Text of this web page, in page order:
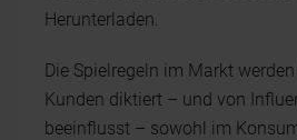
Herunterladen.
Die Spielregeln im Markt
Kunden diktiert – und von
beeinflusst – sowohl im